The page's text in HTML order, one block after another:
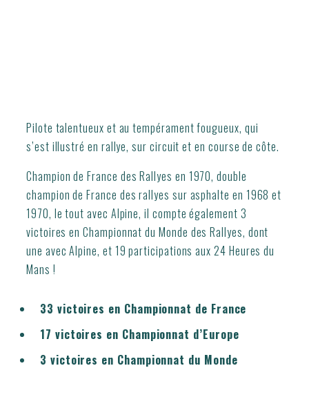
Pilote talentueux et au tempérament fougueux, qui
s’est illustré en rallye, sur circuit et en course de côte.
Champion de France des Rallyes en 1970, double
champion de France des rallyes sur asphalte en 1968 et
1970, le tout avec Alpine, il compte également 3
victoires en Championnat du Monde des Rallyes, dont
une avec Alpine, et 19 participations aux 24 Heures du
Mans !
33 victoires en Championnat de France
17 victoires en Championnat d’Europe
3 victoires en Championnat du Monde